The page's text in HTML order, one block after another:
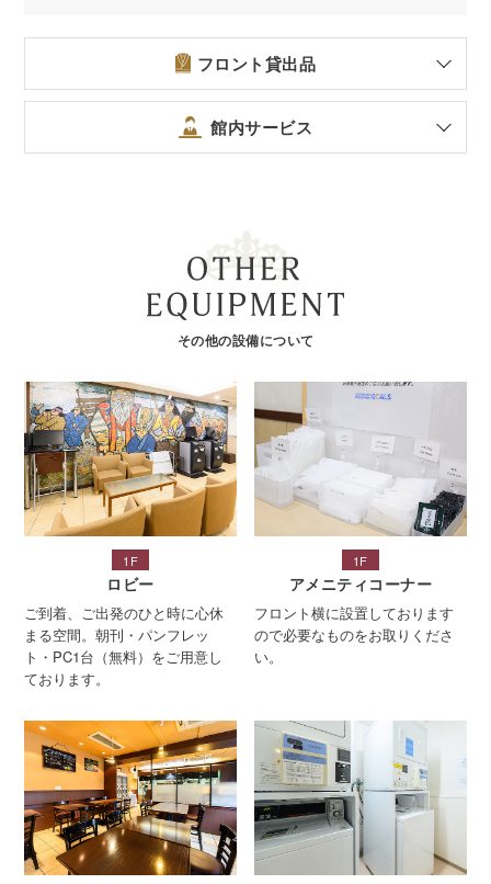
フロント貸出品
館内サービス
その他の設備について
1F
ロビー
ご到着、ご出発のひと時に心休
まる空間。朝刊・パンフレッ
ト・PC1台（無料）をご用意し
ております。
1F
アメニティコーナー
フロント横に設置しております
ので必要なものをお取りくださ
い。